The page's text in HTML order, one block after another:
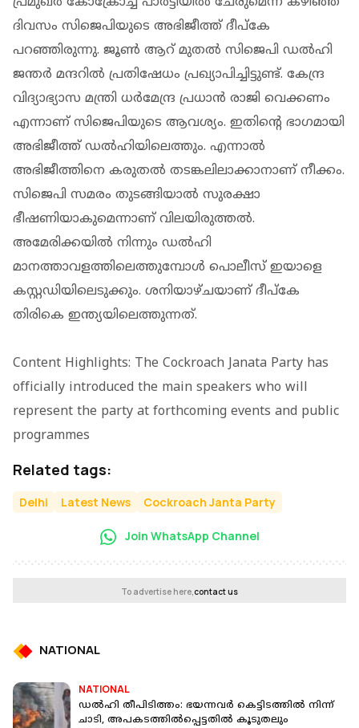
ദിവസം സിജെപിയുടെ അഭിജീത്ത് ദീപ്‌കേ
പറഞ്ഞിരുന്നു. ജൂണ്‍ ആറ് മുതല്‍ സിജെപി ഡല്‍ഹി
ജന്തര്‍ മന്ദറില്‍ പ്രതിഷേധം പ്രഖ്യാപിച്ചിട്ടുണ്ട്. കേന്ദ്ര
വിദ്യാഭ്യാസ മന്ത്രി ധര്‍മേന്ദ്ര പ്രധാന്‍ രാജി വെക്കണം
എന്നാണ് സിജെപിയുടെ ആവശ്യം. ഇതിന്റെ ഭാഗമായി
അഭിജീത്ത് ഡല്‍ഹിയിലെത്തും. എന്നാല്‍
അഭിജീത്തിനെ കരുതല്‍ തടങ്കലിലാക്കാനാണ് നീക്കം.
സിജെപി സമരം തുടങ്ങിയാല്‍ സുരക്ഷാ
ഭീഷണിയാകുമെന്നാണ് വിലയിരുത്തല്‍.
അമേരിക്കയില്‍ നിന്നും ഡല്‍ഹി
മാനത്താവളത്തിലെത്തുമ്പോള്‍ പൊലീസ് ഇയാളെ
കസ്റ്റഡിയിലെടുക്കും. ശനിയാഴ്ചയാണ് ദീപ്കേ
തിരികെ ഇന്ത്യയിലെത്തുന്നത്.
Content Highlights: The Cockroach Janata Party has
officially introduced the main speakers who will
represent the party at forthcoming events and public
programmes
Related tags:
Delhi Latest News Cockroach Janta Party
Join WhatsApp Channel
To advertise here,contact us
NATIONAL
NATIONAL
ഡല്‍ഹി തീപിടിത്തം: ഭയന്നവര്‍ കെട്ടിടത്തില്‍ നിന്ന്
ചാടി, അപകടത്തില്‍പ്പെട്ടതില്‍ കൂടുതലും